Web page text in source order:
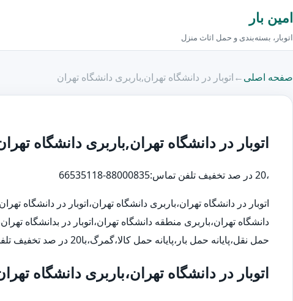
امین بار
اتوبار، بسته‌بندی و حمل اثاث منزل
صفحه اصلی←اتوبار در دانشگاه تهران,باربری دانشگاه تهران
اتوبار در دانشگاه تهران,باربری دانشگاه
،20 در صد تخفیف تلفن تماس:88000835-66535118
اتوبار در دانشگاه تهران،باربری دانشگاه تهران،اتوبار در دانشگاه
دانشگاه تهران،باربری منطقه دانشگاه تهران،اتوبار در بدانشگاه
حمل نقل،پایانه حمل بار،پایانه حمل کالا،گمرگ،با20 در صد تخفیف تلفن تماس:88000835
اتوبار در دانشگاه تهران،باربری دانشگاه